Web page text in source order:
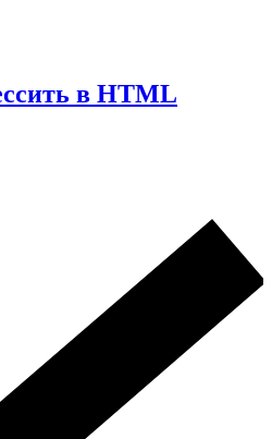
в HTML